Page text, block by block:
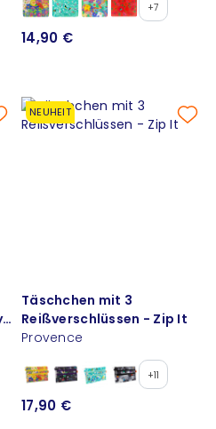
+7
14,90 €
NEUHEIT
Täschchen mit 3
Reißverschlüssen - Zip It
Provence
+11
17,90 €